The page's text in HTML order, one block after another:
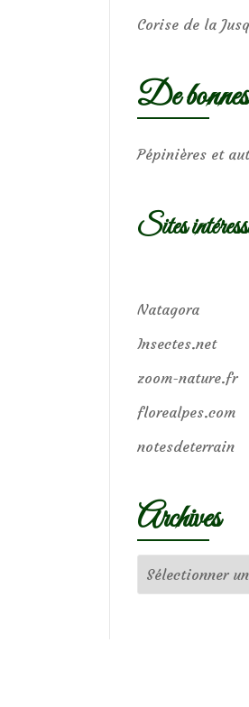
Corise de la
De
Pépinières et
Sites
Natagora
Insectes.net
zoom-nature.fr
florealpes.com
notesdeterrain
Archives
Archives